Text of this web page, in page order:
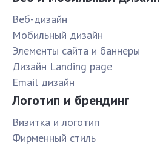
Веб-дизайн
Мобильный дизайн
Элементы сайта и баннеры
Дизайн Landing page
Email дизайн
Логотип и брендинг
Визитка и логотип
Фирменный стиль